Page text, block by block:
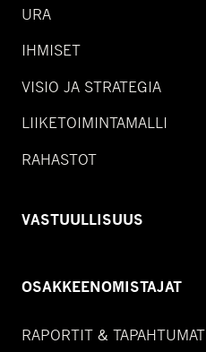
URA
IHMISET
VISIO JA STRATEGIA
LIIKETOIMINTAMALLI
RAHASTOT
VASTUULLISUUS
OSAKKEENOMISTAJAT
RAPORTIT & TAPAHTUMAT